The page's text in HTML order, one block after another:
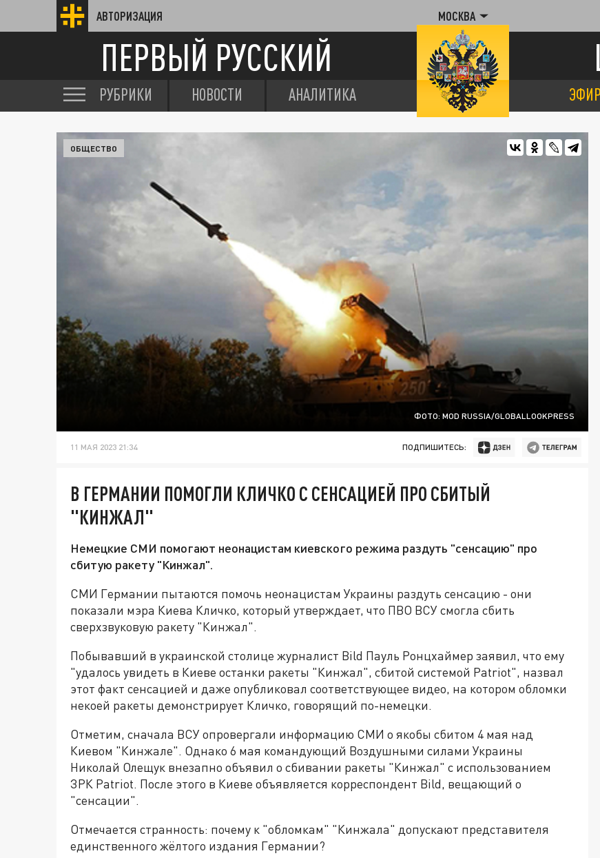
АВТОРИЗАЦИЯ МОСКВА
ПЕРВЫЙ РУССКИЙ
РУБРИКИ НОВОСТИ АНАЛИТИКА ЭФИР
ФОТО: MOD RUSSIA/GLOBALLOOKPRESS
ОБЩЕСТВО
11 МАЯ 2023 21:34 ПОДПИШИТЕСЬ:
В ГЕРМАНИИ ПОМОГЛИ КЛИЧКО С СЕНСАЦИЕЙ ПРО СБИТЫЙ
"КИНЖАЛ"
Немецкие СМИ помогают неонацистам киевского режима раздуть "сенсацию" про
сбитую ракету "Кинжал".
СМИ Германии пытаются помочь неонацистам Украины раздуть сенсацию - они
показали мэра Киева Кличко, который утверждает, что ПВО ВСУ смогла сбить
сверхзвуковую ракету "Кинжал".
Побывавший в украинской столице журналист Bild Пауль Ронцхаймер заявил, что ему
"удалось увидеть в Киеве останки ракеты "Кинжал", сбитой системой Patriot", назвал
этот факт сенсацией и даже опубликовал соответствующее видео, на котором обломки
некоей ракеты демонстрирует Кличко, говорящий по-немецки.
Отметим, сначала ВСУ опровергали информацию СМИ о якобы сбитом 4 мая над
Киевом "Кинжале". Однако 6 мая командующий Воздушными силами Украины
Николай Олещук внезапно объявил о сбивании ракеты "Кинжал" с использованием
ЗРК Patriot. После этого в Киеве объявляется корреспондент Bild, вещающий о
"сенсации".
Отмечается странность: почему к "обломкам" "Кинжала" допускают представителя
единственного жёлтого издания Германии?